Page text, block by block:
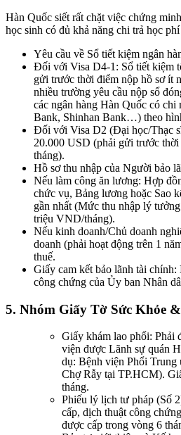
Hàn Quốc siết rất chặt việc chứng
học sinh có đủ khả năng chi trả học
Yêu cầu về Sổ tiết kiệm ngân
Đối với Visa D4-1: Sổ tiết kiệm
gửi trước thời điểm nộp hồ sơ ít
nhiều trường yêu cầu nộp sổ
các ngân hàng Hàn Quốc có
Bank, Shinhan Bank…) theo
Đối với Visa D2 (Đại học/Thạc
20.000 USD (phải gửi trước
tháng).
Hồ sơ thu nhập của Người bảo
Nếu làm công ăn lương: Hợp
chức vụ, Bảng lương hoặc Sao
gần nhất (Mức thu nhập lý
triệu VND/tháng).
Nếu kinh doanh/Chủ doanh
doanh (phải hoạt động trên 1
thuế.
Giấy cam kết bảo lãnh tài
công chứng của Ủy ban Nhân
5. Nhóm Giấy Tờ Sức Khỏe
Giấy khám lao phổi: Phải
viện được Lãnh sự quán
dụ: Bệnh viện Phổi
Chợ Rẫy tại TP.HCM).
tháng.
Phiếu lý lịch tư pháp (Số
cấp, dịch thuật công
được cấp trong vòng 6